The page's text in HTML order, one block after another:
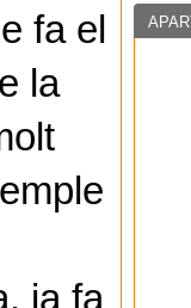
fa el
la
ja fa